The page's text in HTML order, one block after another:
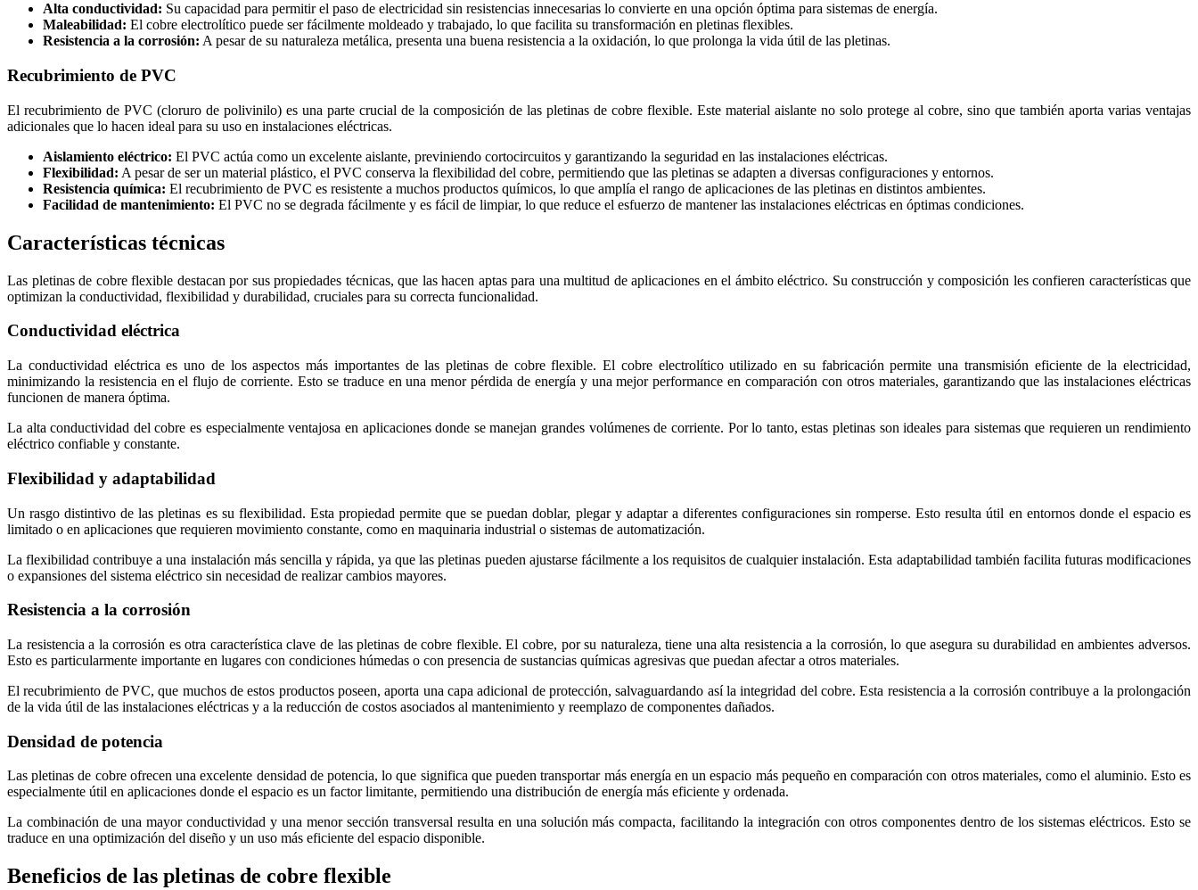
Alta conductividad: Su capacidad para permitir el paso de electricidad sin resistencias innecesarias lo convierte en una opción óptima para sistemas de energía.
Maleabilidad: El cobre electrolítico puede ser fácilmente moldeado y trabajado, lo que facilita su transformación en pletinas flexibles.
Resistencia a la corrosión: A pesar de su naturaleza metálica, presenta una buena resistencia a la oxidación, lo que prolonga la vida útil de las pletinas.
Recubrimiento de PVC
El recubrimiento de PVC (cloruro de polivinilo) es una parte crucial de la composición de las pletinas de cobre flexible. Este material aislante no solo protege al cobre, sino que también aporta varias ventajas
adicionales que lo hacen ideal para su uso en instalaciones eléctricas.
Aislamiento eléctrico: El PVC actúa como un excelente aislante, previniendo cortocircuitos y garantizando la seguridad en las instalaciones eléctricas.
Flexibilidad: A pesar de ser un material plástico, el PVC conserva la flexibilidad del cobre, permitiendo que las pletinas se adapten a diversas configuraciones y entornos.
Resistencia química: El recubrimiento de PVC es resistente a muchos productos químicos, lo que amplía el rango de aplicaciones de las pletinas en distintos ambientes.
Facilidad de mantenimiento: El PVC no se degrada fácilmente y es fácil de limpiar, lo que reduce el esfuerzo de mantener las instalaciones eléctricas en óptimas condiciones.
Características técnicas
Las pletinas de cobre flexible destacan por sus propiedades técnicas, que las hacen aptas para una multitud de aplicaciones en el ámbito eléctrico. Su construcción y composición les confieren características que
optimizan la conductividad, flexibilidad y durabilidad, cruciales para su correcta funcionalidad.
Conductividad eléctrica
La conductividad eléctrica es uno de los aspectos más importantes de las pletinas de cobre flexible. El cobre electrolítico utilizado en su fabricación permite una transmisión eficiente de la electricidad,
minimizando la resistencia en el flujo de corriente. Esto se traduce en una menor pérdida de energía y una mejor performance en comparación con otros materiales, garantizando que las instalaciones eléctricas
funcionen de manera óptima.
La alta conductividad del cobre es especialmente ventajosa en aplicaciones donde se manejan grandes volúmenes de corriente. Por lo tanto, estas pletinas son ideales para sistemas que requieren un rendimiento
eléctrico confiable y constante.
Flexibilidad y adaptabilidad
Un rasgo distintivo de las pletinas es su flexibilidad. Esta propiedad permite que se puedan doblar, plegar y adaptar a diferentes configuraciones sin romperse. Esto resulta útil en entornos donde el espacio es
limitado o en aplicaciones que requieren movimiento constante, como en maquinaria industrial o sistemas de automatización.
La flexibilidad contribuye a una instalación más sencilla y rápida, ya que las pletinas pueden ajustarse fácilmente a los requisitos de cualquier instalación. Esta adaptabilidad también facilita futuras modificaciones
o expansiones del sistema eléctrico sin necesidad de realizar cambios mayores.
Resistencia a la corrosión
La resistencia a la corrosión es otra característica clave de las pletinas de cobre flexible. El cobre, por su naturaleza, tiene una alta resistencia a la corrosión, lo que asegura su durabilidad en ambientes adversos.
Esto es particularmente importante en lugares con condiciones húmedas o con presencia de sustancias químicas agresivas que puedan afectar a otros materiales.
El recubrimiento de PVC, que muchos de estos productos poseen, aporta una capa adicional de protección, salvaguardando así la integridad del cobre. Esta resistencia a la corrosión contribuye a la prolongación
de la vida útil de las instalaciones eléctricas y a la reducción de costos asociados al mantenimiento y reemplazo de componentes dañados.
Densidad de potencia
Las pletinas de cobre ofrecen una excelente densidad de potencia, lo que significa que pueden transportar más energía en un espacio más pequeño en comparación con otros materiales, como el aluminio. Esto es
especialmente útil en aplicaciones donde el espacio es un factor limitante, permitiendo una distribución de energía más eficiente y ordenada.
La combinación de una mayor conductividad y una menor sección transversal resulta en una solución más compacta, facilitando la integración con otros componentes dentro de los sistemas eléctricos. Esto se
traduce en una optimización del diseño y un uso más eficiente del espacio disponible.
Beneficios de las pletinas de cobre flexible